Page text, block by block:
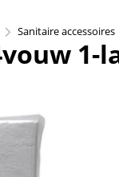
Sanitaire accessoires
1-